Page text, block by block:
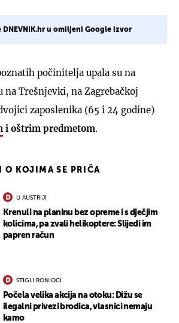
DNEVNIK.hr u omiljeni Google izvor
počinitelja upala su na
na Trešnjevki, na Zagrebačkoj
zaposlenika (65 i 24 godine)
i oštrim predmetom.
O KOJIMA SE PRIČA
U AUSTRIJI
Krenuli na planinu bez opreme i s dječjim
kolicima, pa zvali helikoptere: Slijedi im
papren račun
STIGLI RONIOCI
Počela velika akcija na otoku: Dižu se
ilegalni privezi brodica, vlasnici nemaju
kamo